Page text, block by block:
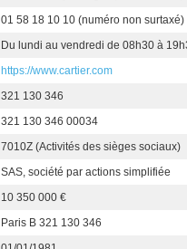
01 58 18 10 10 (numéro non surtaxé)
Du lundi au vendredi de 08h30 à
https://www.cartier.com
321 130 346
321 130 346 00034
7010Z (Activités des sièges sociaux)
SAS, société par actions simplifiée
10 350 000 €
Paris B 321 130 346